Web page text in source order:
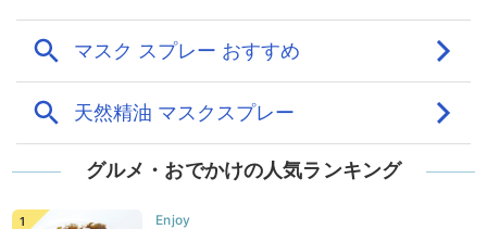
グルメ・おでかけの人気ランキング